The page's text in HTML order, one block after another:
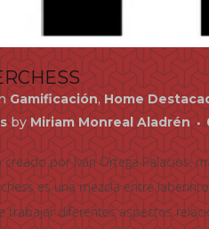
Gamificación,Home
byMiriam Monreal Aladrén
creado por Iván Ortega Palacios,
es una mezcla entre
trabajar diferentes aspectos